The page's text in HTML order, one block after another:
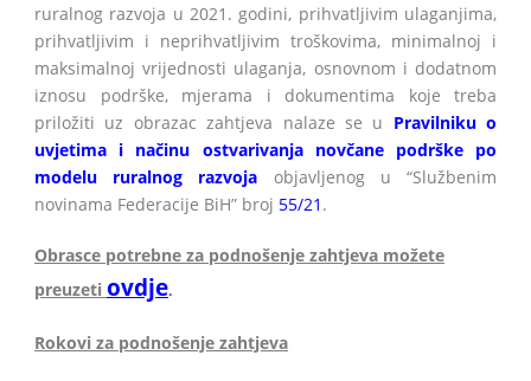
ruralnog razvoja u 2021. godini, prihvatljivim ulaganjima,
prihvatljivim i neprihvatljivim troškovima, minimalnoj i
maksimalnoj vrijednosti ulaganja, osnovnom i dodatnom
iznosu podrške, mjerama i dokumentima koje treba
priložiti uz obrazac zahtjeva nalaze se u Pravilniku o
uvjetima i načinu ostvarivanja novčane podrške po
modelu ruralnog razvoja
objavljenog u “Službenim
novinama Federacije BiH” broj 55/21 .
Obrasce potrebne za podnošenje zahtjeva možete
preuzeti ovdje.
Rokovi za podnošenje zahtjeva